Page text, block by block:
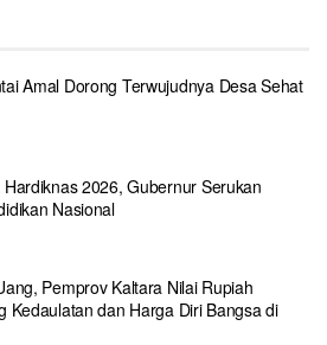
Amal Dorong Terwujudnya Desa Sehat
2026, Gubernur Serukan
Nasional
Pemprov Kaltara Nilai Rupiah
Kedaulatan dan Harga Diri Bangsa di